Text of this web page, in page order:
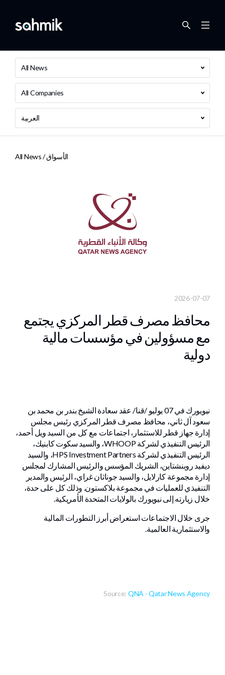
All News
All Companies
العربية
All News /الأسواق
2026-07-07
محافظ مصرف قطر المركزي يجتمع
مع مسؤولين في مؤسسات مالية
دولية
نيويورك في 07 يوليو /قنا/ عقد سعادة الشيخ بندر بن محمد بن
سعود آل ثاني، محافظ مصرف قطر المركزي رئيس مجلس
إدارة جهاز قطر للاستثمار، اجتماعات مع كل من السيد ويل أحمد،
الرئيس التنفيذي لشركة WHOOP، والسيد سكوت كابنيك،
الرئيس التنفيذي لشركة HPS Investment Partners، والسيد
ديفيد روبنشتاين، الشريك المؤسس والرئيس المشارك لمجلس
إدارة مجموعة كارلايل، والسيد جوناثان غراي، الرئيس والمدير
التنفيذي للعمليات في مجموعة بلاكستون. وذلك كل على حدة،
خلال زيارته إلى نيويورك بالولايات المتحدة الأمريكية.
جرى خلال الاجتماعات استعراض أبرز التطورات المالية
والاستثمارية العالمية.
Source: QNA - Qatar News Agency